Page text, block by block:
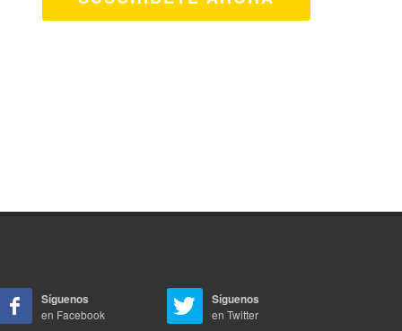
Síguenos
en Facebook
Síguenos
en Twitter